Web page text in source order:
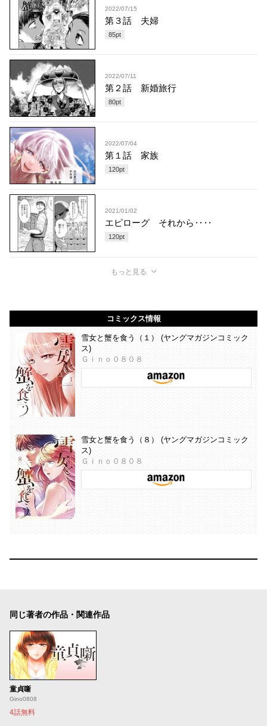
2022/07/15
第３話 夫婦
85pt
2022/07/11
第２話 新婚旅行
80pt
2022/07/04
第１話 家族
120pt
2021/01/02
エピローグ それから‥‥
120pt
もっと見る
コミックス情報
雪女と蟹を食う（１） (ヤングマガジンコミック
ス)
Ｇｉｎｏ０８０８
雪女と蟹を食う（８） (ヤングマガジンコミック
ス)
Ｇｉｎｏ０８０８
同じ著者の作品・関連作品
童貞噺
Gino0808
4話無料